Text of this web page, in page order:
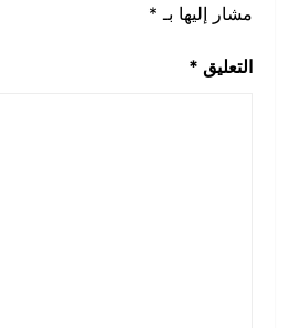
مشار إليها بـ *
التعليق *